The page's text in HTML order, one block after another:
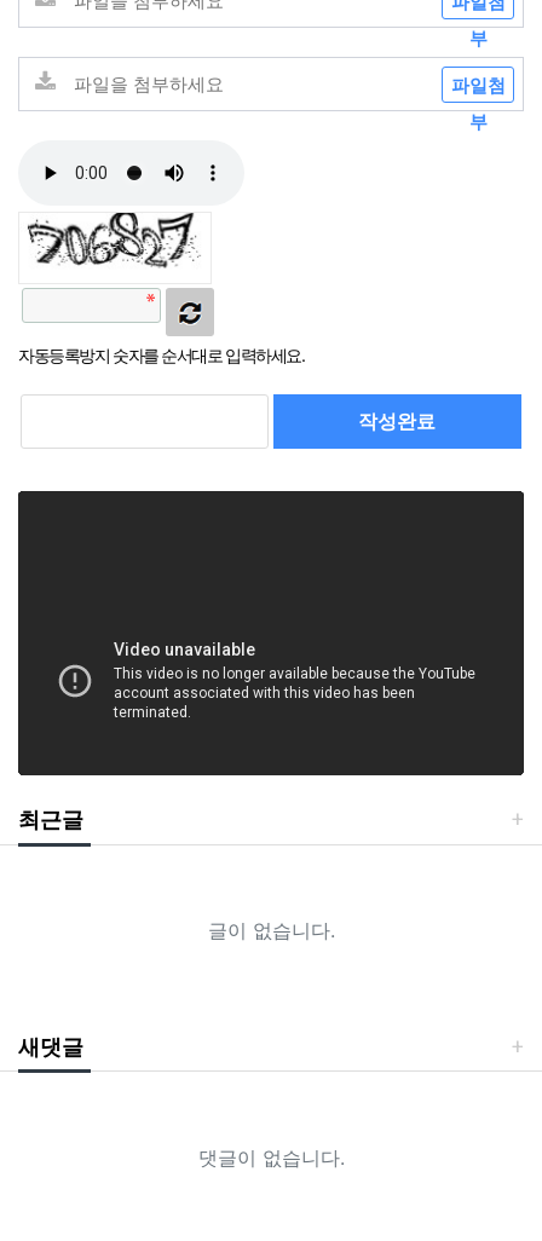
부
파일첨
부
자동등록방지 숫자를 순서대로 입력하세요.
작성완료
최근글
글이 없습니다.
새댓글
댓글이 없습니다.